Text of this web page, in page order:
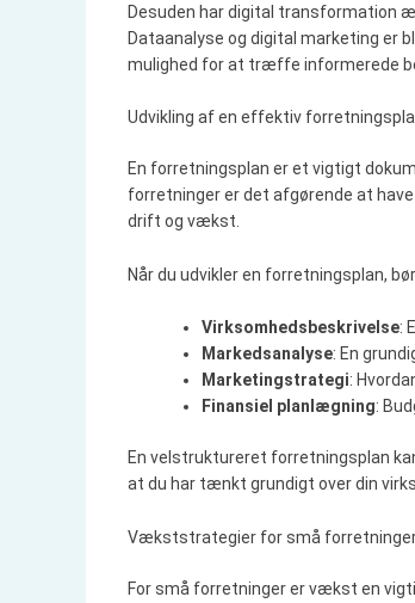
Desuden har digital transformation
Dataanalyse og digital marketing er
mulighed for at træffe informerede
Udvikling af en effektiv
En forretningsplan er et vigtigt
forretninger er det afgørende at
drift og vækst.
Når du udvikler en forretningsplan,
Virksomhedsbeskrivelse:
Markedsanalyse: En
Marketingstrategi:
Finansiel planlægning:
En velstruktureret forretningsplan
at du har tænkt grundigt over din
Vækststrategier for små
For små forretninger er vækst en